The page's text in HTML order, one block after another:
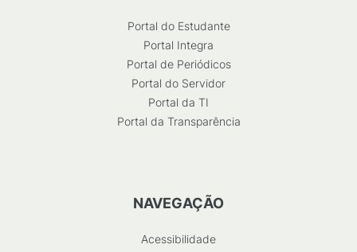
Portal do Estudante
Portal Integra
Portal de Periódicos
Portal do Servidor
Portal da TI
Portal da Transparência
NAVEGAÇÃO
Acessibilidade